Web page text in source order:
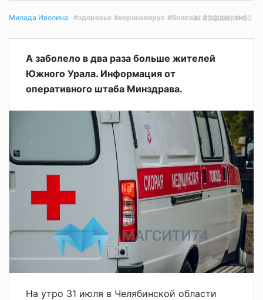
Милада Иволина #здоровье #коронавирус #болезнь #заражение
31.07.2020, 11:50
А заболело в два раза больше жителей
Южного Урала. Информация от
оперативного штаба Минздрава.
На утро 31 июля в Челябинской области